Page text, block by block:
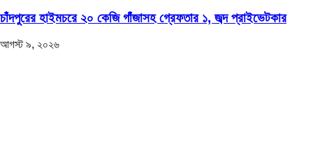
চাঁদপুরের হাইমচরে ২০ কেজি গাঁজাসহ গ্রেফতার ১, জব্দ প্রাইভেটকার
আগস্ট ৯, ২০২৬